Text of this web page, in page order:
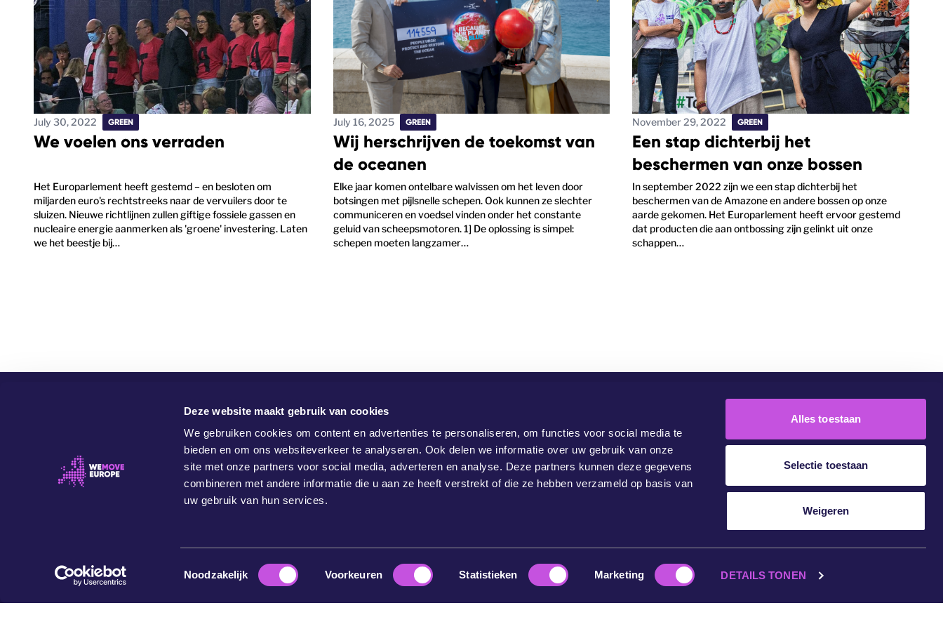
Deze website maakt gebruik van cookies
We gebruiken cookies om content en advertenties te personaliseren, om functies voor social media te
bieden en om ons websiteverkeer te analyseren. Ook delen we informatie over uw gebruik van onze
site met onze partners voor social media, adverteren en analyse. Deze partners kunnen deze gegevens
combineren met andere informatie die u aan ze heeft verstrekt of die ze hebben verzameld op basis van
uw gebruik van hun services.
Noodzakelijk Voorkeuren Statistieken Marketing DETAILS TONEN
Alles toestaan
Selectie toestaan
Weigeren
July 30, 2022 GREEN
We voelen ons verraden
Het Europarlement heeft gestemd – en besloten om
miljarden euro's rechtstreeks naar de vervuilers door te
sluizen. Nieuwe richtlijnen zullen giftige fossiele gassen en
nucleaire energie aanmerken als 'groene' investering. Laten
we het beestje bij…
July 16, 2025 GREEN
Wij herschrijven de toekomst van
de oceanen
Elke jaar komen ontelbare walvissen om het leven door
botsingen met pijlsnelle schepen. Ook kunnen ze slechter
communiceren en voedsel vinden onder het constante
geluid van scheepsmotoren. 1] De oplossing is simpel:
schepen moeten langzamer…
November 29, 2022 GREEN
Een stap dichterbij het
beschermen van onze bossen
In september 2022 zijn we een stap dichterbij het
beschermen van de Amazone en andere bossen op onze
aarde gekomen. Het Europarlement heeft ervoor gestemd
dat producten die aan ontbossing zijn gelinkt uit onze
schappen…
power aan te wenden voor een beter Europa. Een beter
generaties, en voor de planeet.
Privacybeleid Impressum